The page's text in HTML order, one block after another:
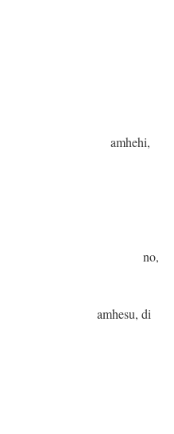
amhehi,
saya amhesu, di